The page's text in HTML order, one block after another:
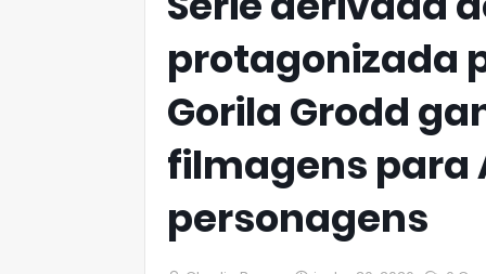
protagonizada
Gorila Grodd
filmagens para
personagens